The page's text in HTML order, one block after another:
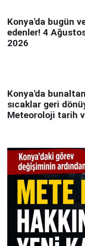
Konya'da bugün
edenler! 4
2026
Konya'da bunaltan
sıcaklar geri
Meteoroloji tarih